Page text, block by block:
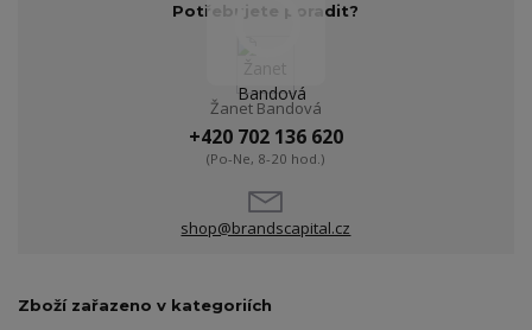
Potřebujete poradit?
Žanet Bandová
+420 702 136 620
(Po-Ne, 8-20 hod.)
shop@brandscapital.cz
Zboží zařazeno v kategoriích